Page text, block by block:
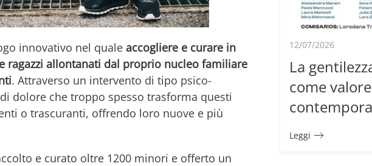
innovativo nel quale accogliere e curare in
ragazzi allontanati dal proprio nucleo familiare
. Attraverso un intervento di tipo psico-
dolore che troppo spesso trasforma questi
o trascuranti, offrendo loro nuove e più
e curato oltre 1200 minori e offerto un
12/07/2026
La
come
Leggi